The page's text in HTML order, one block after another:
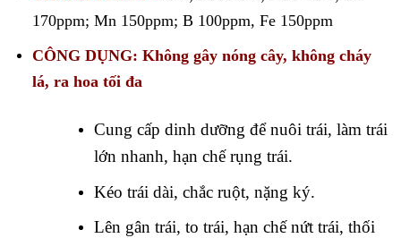
170ppm; Mn 150ppm; B 100ppm, Fe 150ppm
CÔNG DỤNG: Không gây nóng cây, không cháy
lá, ra hoa tối đa
Cung cấp dinh dưỡng để nuôi trái, làm trái
lớn nhanh, hạn chế rụng trái.
Kéo trái dài, chắc ruột, nặng ký.
Lên gân trái, to trái, hạn chế nứt trái, thối